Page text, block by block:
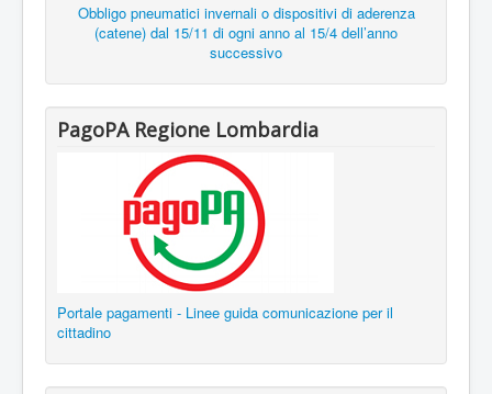
Obbligo pneumatici invernali o dispositivi di aderenza
(catene) dal 15/11 di ogni anno al 15/4 dell’anno
successivo
PagoPA Regione Lombardia
Portale pagamenti - Linee guida comunicazione per il
cittadino